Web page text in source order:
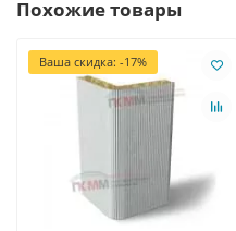
Похожие товары
Ваша скидка: -17%